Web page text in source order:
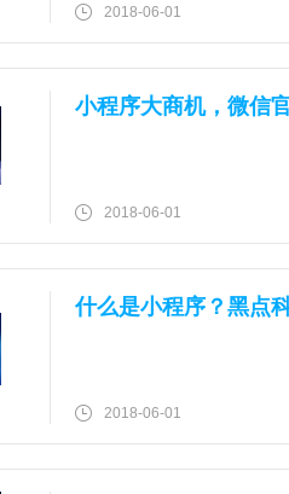
2018-06-01
小程序大商机，微信
2018-06-01
什么是小程序？黑点
2018-06-01